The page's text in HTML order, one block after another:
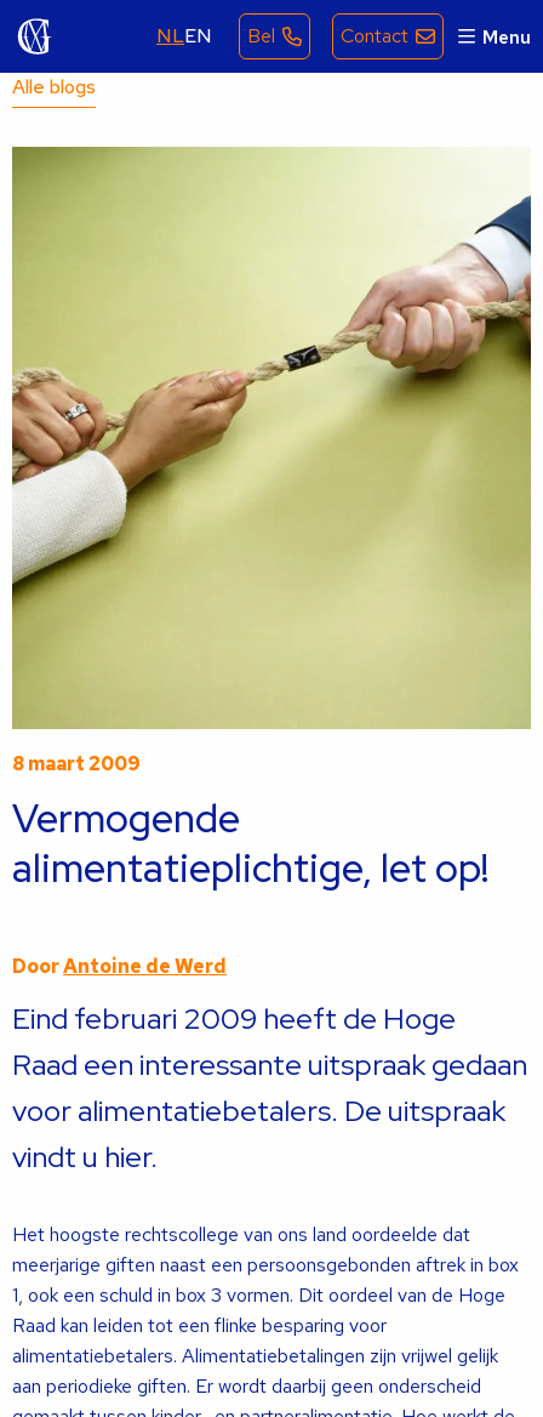
NLEN Bel Contact Menu
Alle blogs
8 maart 2009
Vermogende
alimentatieplichtige, let op!
DoorAntoine de Werd
Eind februari 2009 heeft de Hoge
Raad een interessante uitspraak gedaan
voor alimentatiebetalers. De uitspraak
vindt u hier.
Het hoogste rechtscollege van ons land oordeelde dat
meerjarige giften naast een persoonsgebonden aftrek in box
1, ook een schuld in box 3 vormen. Dit oordeel van de Hoge
Raad kan leiden tot een flinke besparing voor
alimentatiebetalers. Alimentatiebetalingen zijn vrijwel gelijk
aan periodieke giften. Er wordt daarbij geen onderscheid